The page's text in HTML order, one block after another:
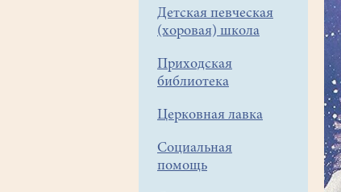
Детская певческая
(хоровая) школа
Приходская
библиотека
Церковная лавка
Социальная
помощь